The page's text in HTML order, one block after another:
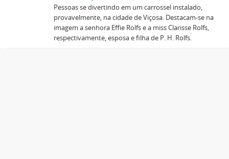
Pessoas se divertindo em um carrossel instalado,
provavelmente, na cidade de Viçosa. Destacam-se na
imagem a senhora Effie Rolfs e a miss Clarisse Rolfs,
respectivamente, esposa e filha de P. H. Rolfs.